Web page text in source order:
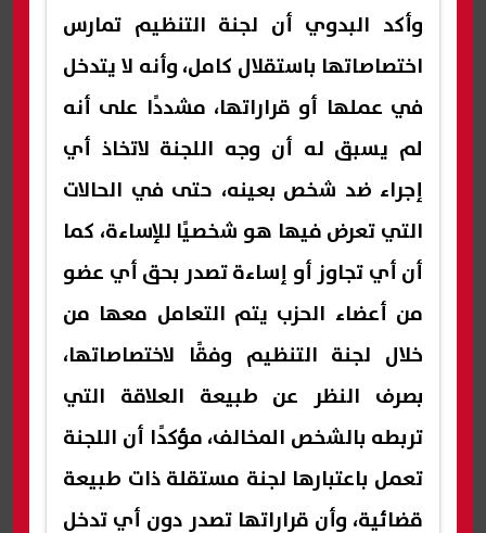
وأكد البدوي أن لجنة التنظيم تمارس
اختصاصاتها باستقلال كامل، وأنه لا يتدخل
في عملها أو قراراتها، مشددًا على أنه
لم يسبق له أن وجه اللجنة لاتخاذ أي
إجراء ضد شخص بعينه، حتى في الحالات
التي تعرض فيها هو شخصيًا للإساءة، كما
أن أي تجاوز أو إساءة تصدر بحق أي عضو
من أعضاء الحزب يتم التعامل معها من
خلال لجنة التنظيم وفقًا لاختصاصاتها،
بصرف النظر عن طبيعة العلاقة التي
تربطه بالشخص المخالف، مؤكدًا أن اللجنة
تعمل باعتبارها لجنة مستقلة ذات طبيعة
قضائية، وأن قراراتها تصدر دون أي تدخل